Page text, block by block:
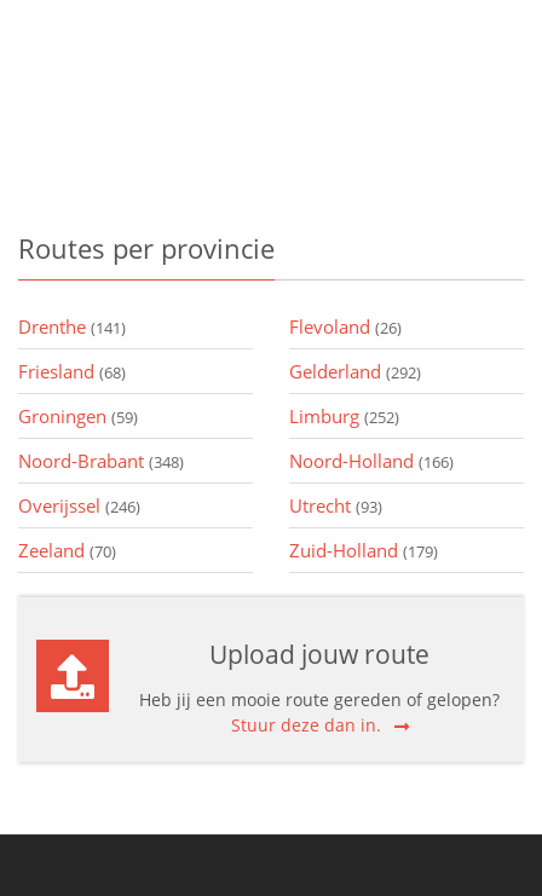
Routes per provincie
Drenthe (141) Flevoland (26)
Friesland (68) Gelderland (292)
Groningen (59) Limburg (252)
Noord-Brabant (348) Noord-Holland (166)
Overijssel (246) Utrecht (93)
Zeeland (70) Zuid-Holland (179)
Upload jouw route
Heb jij een mooie route gereden of gelopen?
Stuur deze dan in.